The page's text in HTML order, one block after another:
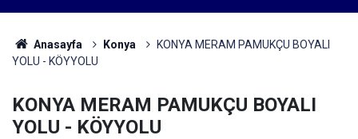
Anasayfa Konya
KONYA MERAM PAMUKÇU BOYALI
YOLU - KÖYYOLU
KONYA MERAM PAMUKÇU BOYALI
YOLU - KÖYYOLU